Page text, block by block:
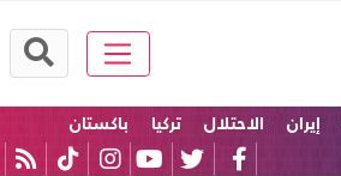
إيران الاحتلال تركيا
باكستان